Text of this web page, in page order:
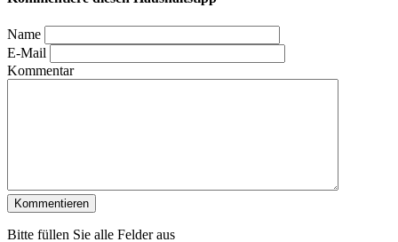
Name
E-Mail
Kommentar
Bitte füllen Sie alle Felder aus